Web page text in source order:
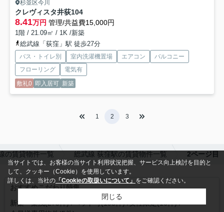
杉並区今川
クレヴィスタ井荻104
8.41万円 管理/共益費15,000円
1階 / 21.09㎡ / 1K /新築
総武線「荻窪」駅 徒歩27分
バス・トイレ別 室内洗濯機置場 エアコン
バルコニー
フローリング
電気有
敷礼0 即入居可 新築
1 2 3
の賃貸物件一覧 総武線 荻窪駅の賃貸物件一覧 2ページ目
おすすめこだわり特集
新築・築浅(275件) ペット可(193件) 女性限定(16件)
当サイトでは、お客様の当サイト利用状況把握、サービス向上検討を目的と
して、クッキー（Cookie）を使用しています。
詳しくは、当社の 「Cookieの取扱いについて」 をご確認ください。
閉じる